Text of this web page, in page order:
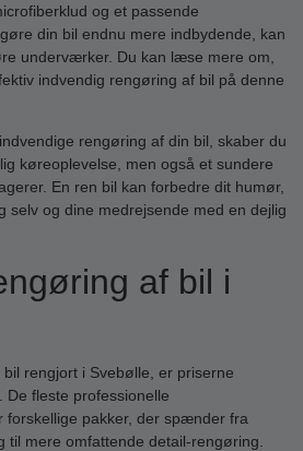
og et passende
din bil endnu mere indbydende, kan
underværker. Du kan læse mere om,
indvendig rengøring af bil på denne
rengøring af din bil, skaber du
køreoplevelse, men også et sundere
En ren bil kan forbedre dit humør,
selv og dine medrejsende med en dejlig
af bil i
rengjort i Svebølle, er priserne
De fleste professionelle
forskellige pakker, der spænder fra
mere omfattende detail-rengøring.